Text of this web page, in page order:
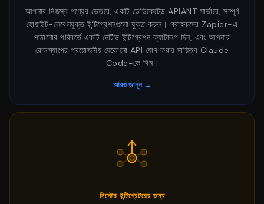
আপনার নিজস্ব পণ্যের ভেতরে, একটি ডেডিকেটেড APIANT সার্ভারে, সম্পূর্ণ
হোয়াইট-লেবেলযুক্ত ইন্টিগ্রেশনগুলো যুক্ত করুন। গ্রাহকদের Zapier-এ
পাঠানোর পরিবর্তে একটি নেটিভ ইন্টিগ্রেশন ক্যাটালগ দিন, এবং আপনার
রোডম্যাপের প্রয়োজনীয় যেকোনো API যোগ করার দায়িত্ব Claude
Code-কে দিন।
আরও জানুন →
সিস্টেম ইন্টিগ্রেটরের জন্য